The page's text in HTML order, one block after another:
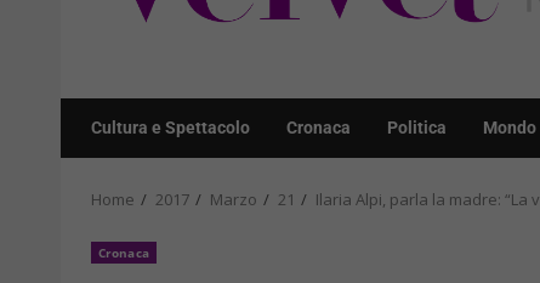
Cultura e Spettacolo Cronaca Politica Mondo
Home 2017 Marzo 21 Ilaria Alpi, parla la madre: “La
Cronaca